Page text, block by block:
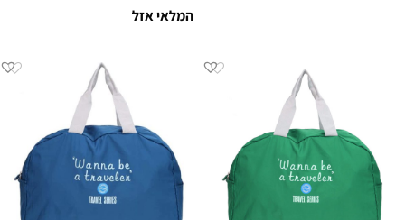
המלאי אזל